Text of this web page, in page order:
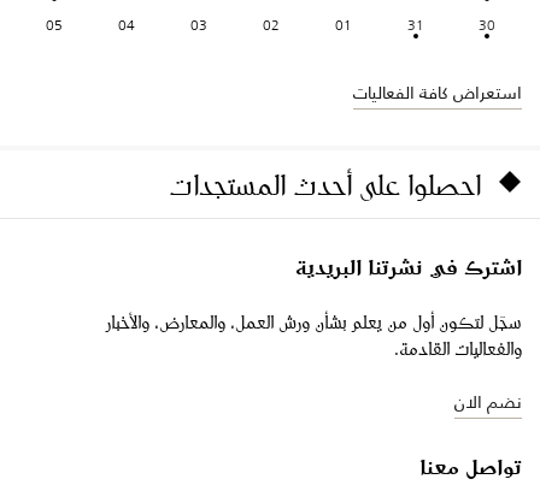
30
31
01
02
03
04
05
استعراض كافة الفعاليات
احصلوا على أحدث المستجدات
اشترك في نشرتنا البريدية
سجّل لتكون أول من يعلم بشأن ورش العمل، والمعارض، والأخبار
والفعاليات القادمة.
نضم الان
تواصل معنا